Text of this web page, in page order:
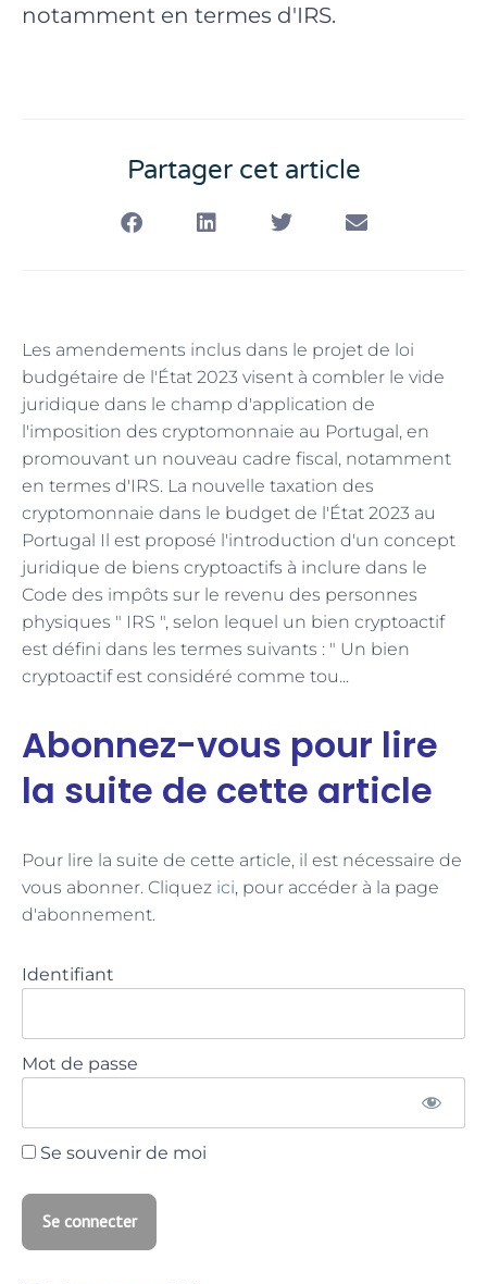
notamment en termes d'IRS.
Partager cet article
Les amendements inclus dans le projet de loi
budgétaire de l'État 2023 visent à combler le vide
juridique dans le champ d'application de
l'imposition des cryptomonnaie au Portugal, en
promouvant un nouveau cadre fiscal, notamment
en termes d'IRS. La nouvelle taxation des
cryptomonnaie dans le budget de l'État 2023 au
Portugal Il est proposé l'introduction d'un concept
juridique de biens cryptoactifs à inclure dans le
Code des impôts sur le revenu des personnes
physiques " IRS ", selon lequel un bien cryptoactif
est défini dans les termes suivants : " Un bien
cryptoactif est considéré comme tou...
Abonnez-vous pour lire
la suite de cette article
Pour lire la suite de cette article, il est nécessaire de
vous abonner. Cliquez ici, pour accéder à la page
d'abonnement.
Identifiant
Mot de passe
Se souvenir de moi